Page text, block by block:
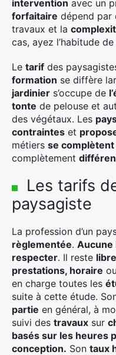
intervention avec un
forfaitaire dépend par
travaux et la
cas, ayez l’habitude de
Le tarif des
formation se diffère
jardinier s’occupe de
tonte de pelouse et
des végétaux. Les
contraintes et
métiers se complètent
complètement
Les tarifs
paysagiste
La profession d’un
règlementée. Aucune
respecter. Il reste libre
prestations, horaire ou
en charge toutes les
suite à cette étude.
partie en général, à
suivi des travaux sur
basés sur les heures
conception. Son taux